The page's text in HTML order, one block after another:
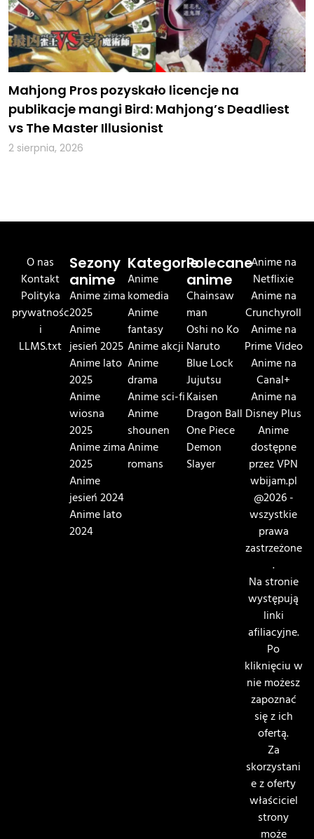
Mahjong Pros pozyskało licencje na
publikacje mangi Bird: Mahjong’s Deadliest
vs The Master Illusionist
2 sierpnia, 2026
O nas
Kontakt
Polityka
prywatnośc
i
LLMS.txt
Sezony
anime
Anime zima
2025
Anime
jesień 2025
Anime lato
2025
Anime
wiosna
2025
Anime zima
2025
Anime
jesień 2024
Anime lato
2024
Kategorie
Anime
komedia
Anime
fantasy
Anime akcji
Anime
drama
Anime sci-fi
Anime
shounen
Anime
romans
Polecane
anime
Chainsaw
man
Oshi no Ko
Naruto
Blue Lock
Jujutsu
Kaisen
Dragon Ball
One Piece
Demon
Slayer
Anime na
Netflixie
Anime na
Crunchyroll
Anime na
Prime Video
Anime na
Canal+
Anime na
Disney Plus
Anime
dostępne
przez VPN
wbijam.pl
@2026 -
wszystkie
prawa
zastrzeżone
.
Na stronie
występują
linki
afiliacyjne.
Po
kliknięciu w
nie możesz
zapoznać
się z ich
ofertą.
Za
skorzystani
e z oferty
właściciel
strony